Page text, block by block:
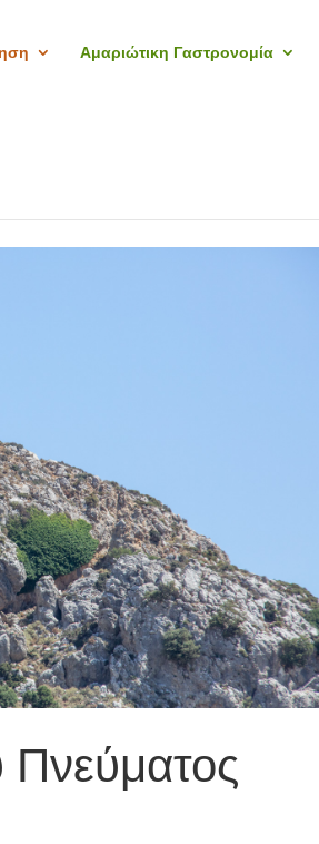
Αμαριώτικη Γαστρονομία
Πνεύματος